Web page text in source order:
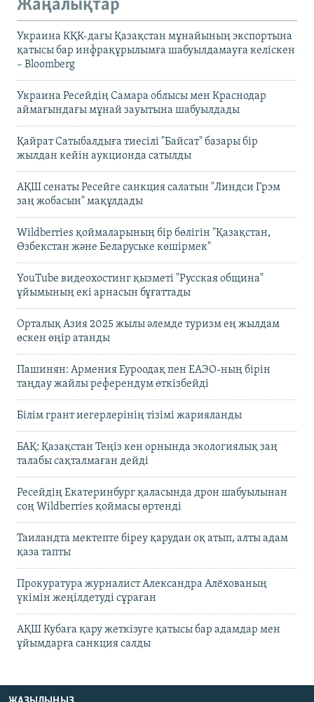
Жаңалықтар
Украина КҚК-дағы Қазақстан мұнайының экспортына
қатысы бар инфрақұрылымға шабуылдамауға келіскен
– Bloomberg
Украина Ресейдің Самара облысы мен Краснодар
аймағындағы мұнай зауытына шабуылдады
Қайрат Сатыбалдыға тиесілі "Байсат" базары бір
жылдан кейін аукционда сатылды
АҚШ сенаты Ресейге санкция салатын "Линдси Грэм
заң жобасын" мақұлдады
Wildberries қоймаларының бір бөлігін "Қазақстан,
Өзбекстан және Беларуське көшірмек"
YouTube видеохостинг қызметі "Русская община"
ұйымының екі арнасын бұғаттады
Орталық Азия 2025 жылы әлемде туризм ең жылдам
өскен өңір атанды
Пашинян: Армения Еуроодақ пен ЕАЭО-ның бірін
таңдау жайлы референдум өткізбейді
Білім грант иегерлерінің тізімі жарияланды
БАҚ: Қазақстан Теңіз кен орнында экологиялық заң
талабы сақталмаған дейді
Ресейдің Екатеринбург қаласында дрон шабуылынан
соң Wildberries қоймасы өртенді
Таиландта мектепте біреу қарудан оқ атып, алты адам
қаза тапты
Прокуратура журналист Александра Алёхованың
үкімін жеңілдетуді сұраған
АҚШ Кубаға қару жеткізуге қатысы бар адамдар мен
ұйымдарға санкция салды